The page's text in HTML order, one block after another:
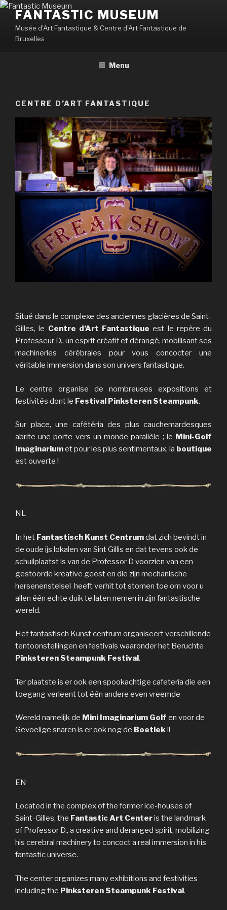
Aller
contenu
principal
FANTASTIC MUSEUM
Musée d'Art Fantastique & Centre d'Art Fantastique de
Bruxelles
Menu
CENTRE D’ART FANTASTIQUE
Situé dans le complexe des anciennes glacières de Saint-
Gilles, le Centre d’Art Fantastique est le repère du
Professeur D., un esprit créatif et dérangé, mobilisant ses
machineries cérébrales pour vous concocter une
véritable immersion dans son univers fantastique.
Le centre organise de nombreuses expositions et
festivités dont le Festival Pinksteren Steampunk.
Sur place, une cafétéria des plus cauchemardesques
abrite une porte vers un monde parallèle ; le Mini-Golf
Imaginariumet pour les plus sentimentaux, la boutique
est ouverte !
NL
In het Fantastisch Kunst Centrumdat zich bevindt in
de oude ijs lokalen van Sint Gillis en dat tevens ook de
schuilplaatst is van de Professor D voorzien van een
gestoorde kreative geest en die zijn mechanische
hersenenstelsel heeft verhit tot stomen toe om voor u
allen één echte duik te laten nemen in zijn fantastische
wereld.
Het fantastisch Kunst centrum organiseert verschillende
tentoonstellingen en festivals waaronder het Beruchte
Pinksteren Steampunk Festival .
Ter plaatste is er ook een spookachtige cafetería die een
toegang verleent tot één andere even vreemde
Wereld namelijk de Mini Imaginarium Golf en voor de
Gevoelige snaren is er ook nog de Boetiek!!
EN
Located in the complex of the former ice-houses of
Saint-Gilles, the Fantastic Art Centeris the landmark
of Professor D., a creative and deranged spirit, mobilizing
his cerebral machinery to concoct a real immersion in his
fantastic universe.
The center organizes many exhibitions and festivities
including the Pinksteren Steampunk Festival.